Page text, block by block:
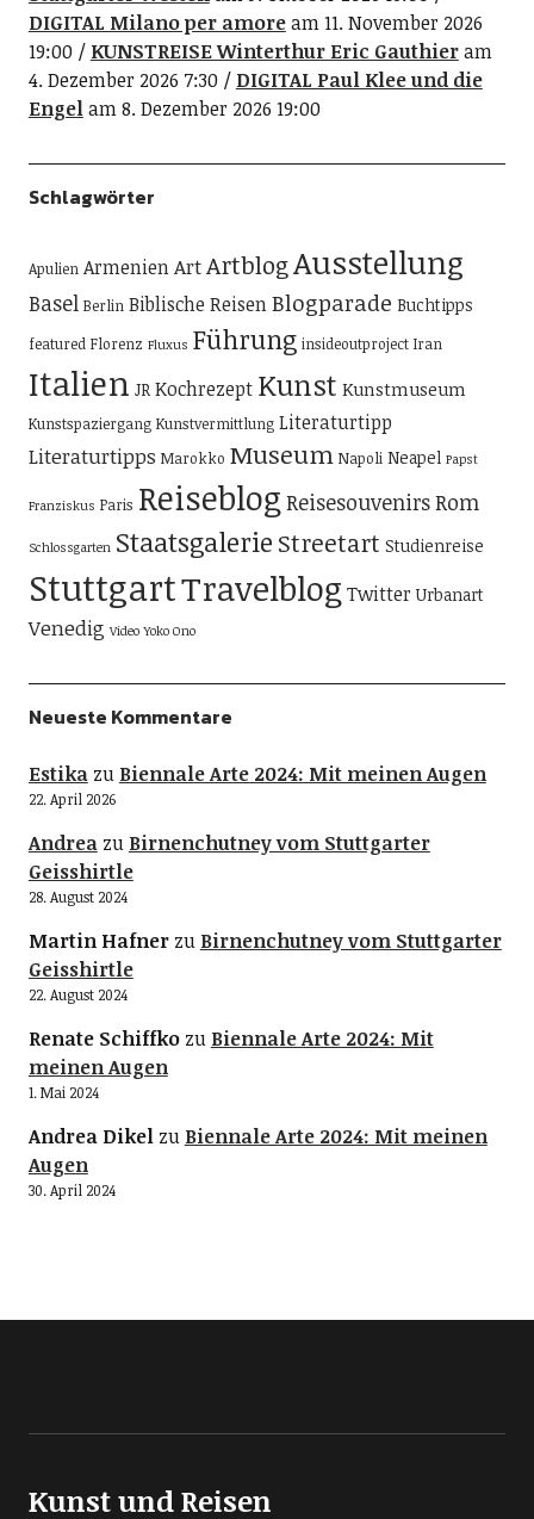
DIGITAL Milano per amoream 11. November 2026
19:00
KUNSTREISE Winterthur Eric Gauthieram
4. Dezember 2026 7:30
DIGITAL Paul Klee und die
Engelam 8. Dezember 2026 19:00
Schlagwörter
Apulien Armenien Art ArtblogAusstellung
Basel Berlin Biblische ReisenBlogparade Buchtipps
featured Florenz Fluxus Führung insideoutproject Iran
Italien JR Kochrezept Kunst Kunstmuseum
Kunstspaziergang Kunstvermittlung Literaturtipp
Literaturtipps Marokko Museum Napoli Neapel Papst
Franziskus Paris Reiseblog ReisesouvenirsRom
Schlossgarten Staatsgalerie Streetart Studienreise
StuttgartTravelblog Twitter Urbanart
Venedig Video Yoko Ono
Neueste Kommentare
Estikazu Biennale Arte 2024: Mit meinen Augen
22. April 2026
Andreazu Birnenchutney vom Stuttgarter
Geisshirtle
28. August 2024
Martin Hafnerzu Birnenchutney vom Stuttgarter
Geisshirtle
22. August 2024
Renate Schiffkozu Biennale Arte 2024: Mit
meinen Augen
1. Mai 2024
Andrea Dikelzu Biennale Arte 2024: Mit meinen
Augen
30. April 2024
Kunst und Reisen